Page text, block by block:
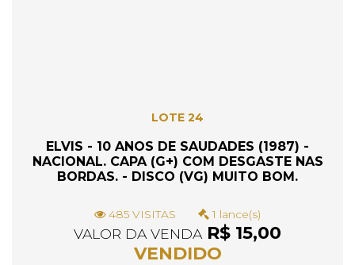
LOTE 24
ELVIS - 10 ANOS DE SAUDADES (1987) -
NACIONAL. CAPA (G+) COM DESGASTE NAS
BORDAS. - DISCO (VG) MUITO BOM.
485 VISITAS 1 lance(s)
VALOR DA VENDAR$ 15,00
VENDIDO